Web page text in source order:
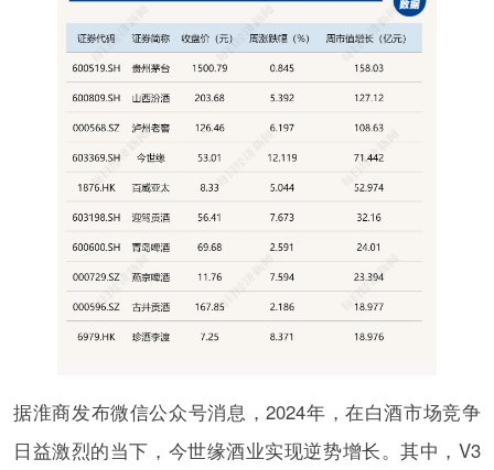
据淮商发布微信公众号消息，2024年，在白酒市场竞争
日益激烈的当下，今世缘酒业实现逆势增长。其中，V3